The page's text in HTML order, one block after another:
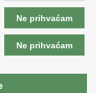
Ne prihvaćam
Ne prihvaćam